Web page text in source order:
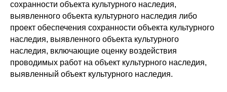
сохранности объекта культурного наследия,
выявленного объекта культурного наследия либо
проект обеспечения сохранности объекта культурного
наследия, выявленного объекта культурного
наследия, включающие оценку воздействия
проводимых работ на объект культурного наследия,
выявленный объект культурного наследия.